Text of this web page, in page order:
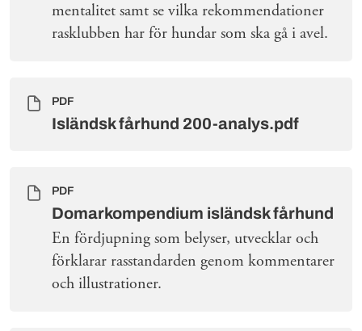
mentalitet samt se vilka rekommendationer
rasklubben har för hundar som ska gå i avel.
PDF
Isländsk fårhund 200-analys.pdf
PDF
Domarkompendium isländsk fårhund
En fördjupning som belyser, utvecklar och
förklarar rasstandarden genom kommentarer
och illustrationer.